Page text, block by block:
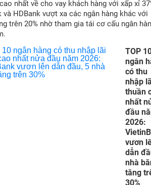
nhất về cho vay khách hàng với xấp xỉ
và HDBank vượt xa các ngân hàng khác với
trên 20% nhờ tham gia tái cơ cấu ngân
TOP
ngân
có thu
nhập
thuần
nhất
đầu
2026:
vươn
dẫn
nhà
tăng
30%